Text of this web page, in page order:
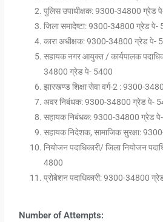
पुलिस उपाधीक्षक: 9300-34800 ग्रेड
जिला समादेष्टा: 9300-34800 ग्रेड पे-
कारा अधीक्षक: 9300-34800 ग्रेड पे-
सहायक नगर आयुक्त / कार्यपालक
34800 ग्रेड पे- 5400
झारखण्ड शिक्षा सेवा वर्ग-2 : 9300-
अवर निबंधक: 9300-34800 ग्रेड पे-
सहायक निबंधक: 9300-34800 ग्रेड
सहायक निदेशक, सामाजिक सुरक्षा:
नियोजन पदाधिकारी/ जिला नियोजन
4800
प्रोबेशन पदाधिकारी: 9300-34800
Number of Attempts: